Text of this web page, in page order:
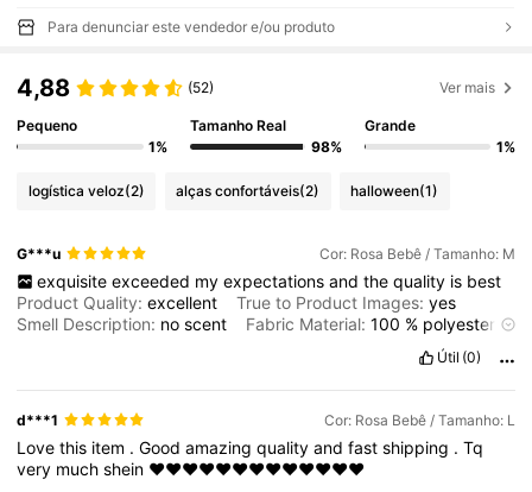
Para denunciar este vendedor e/ou produto
4,88 (52) Ver mais
Pequeno
1%
Tamanho Real
98%
Grande
1%
logística veloz(2) alças confortáveis(2) halloween(1)
G***u Cor: Rosa Bebê / Tamanho: M
exquisite exceeded my expectations and the quality is best
Product Quality:excellent True to Product Images:yes
Smell Description: noscent Fabric Material:100 % polyester
Útil (0)
d***1 Cor: Rosa Bebê / Tamanho: L
Lovethis item .Goodamazingqualityandfastshipping .Tq
very muchshein ❤️❤️❤️❤️❤️❤️❤️❤️❤️❤️❤️❤️❤️